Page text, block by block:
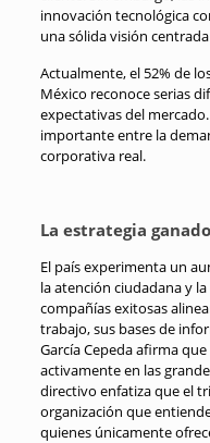
innovación tecnológica
una sólida visión
Actualmente, el 52% de
México reconoce serias
expectativas del
importante entre la
corporativa real.
La estrategia
El país experimenta un
la atención ciudadana y
compañías exitosas
trabajo, sus bases de
García Cepeda afirma
activamente en las
directivo enfatiza que el
organización que
quienes únicamente